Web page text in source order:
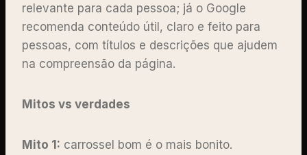
relevante para cada pessoa; já o Google
recomenda conteúdo útil, claro e feito para
pessoas, com títulos e descrições que ajudem
na compreensão da página.
Mitos vs verdades
Mito 1: carrossel bom é o mais bonito.